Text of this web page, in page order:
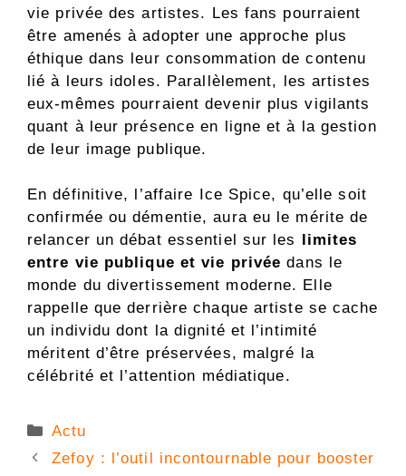
vie privée des artistes. Les fans pourraient
être amenés à adopter une approche plus
éthique dans leur consommation de contenu
lié à leurs idoles. Parallèlement, les artistes
eux-mêmes pourraient devenir plus vigilants
quant à leur présence en ligne et à la gestion
de leur image publique.
En définitive, l’affaire Ice Spice, qu’elle soit
confirmée ou démentie, aura eu le mérite de
relancer un débat essentiel sur les limites
entre vie publique et vie privée dans le
monde du divertissement moderne. Elle
rappelle que derrière chaque artiste se cache
un individu dont la dignité et l’intimité
méritent d’être préservées, malgré la
célébrité et l’attention médiatique.
Catégories
Actu
Zefoy : l’outil incontournable pour booster